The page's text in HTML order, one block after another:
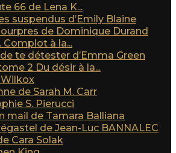
66 de Lena K...
suspendus d’Emily Blaine
de Dominique Durand
Complot à la...
te détester d’Emma Green
2 Du désir à la...
de Sarah M. Carr
S. Pierucci
mail de Tamara Balliana
de Jean-Luc BANNALEC
Cara Solak